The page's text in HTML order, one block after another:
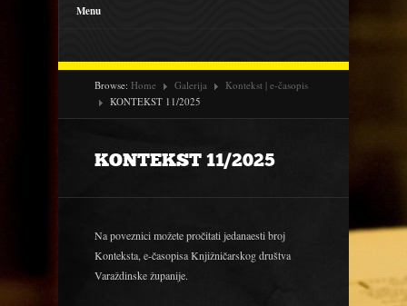
Menu
Browse: Home Galerija
Kontekst | e-časopis
KONTEKST 11/2025
KONTEKST 11/2025
Na poveznici možete pročitati jedanaesti broj
Konteksta, e-časopisa Knjižničarskog društva
Varaždinske županije.